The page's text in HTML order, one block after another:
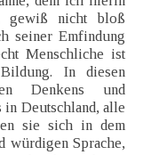
gewiß nicht bloß
seiner Emfindung
Menschliche ist
In diesen
Denkens und
in Deutschland, alle
sie sich in dem
würdigen Sprache,